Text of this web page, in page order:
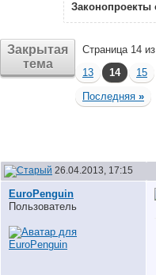
Законопроекты
Закрытая
тема
Страница 14
13
14 15
Последняя »
26.04.2013, 17:15
EuroPenguin
Пользователь